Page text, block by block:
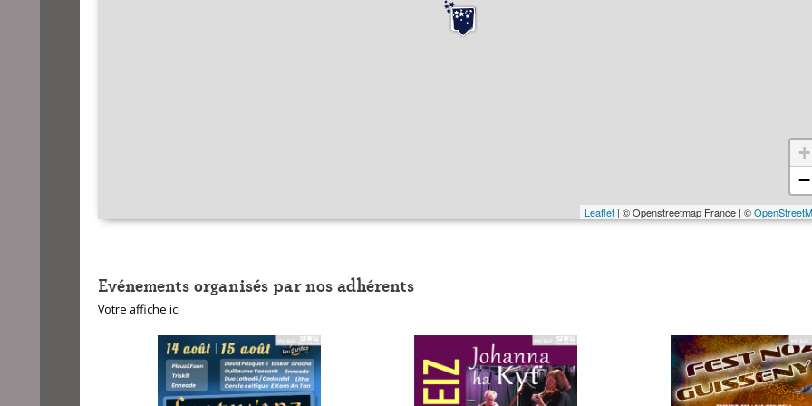
+
−
Leaflet| © Openstreetmap France | ©
Evénements organisés par nos adhérents
Votre affiche ici